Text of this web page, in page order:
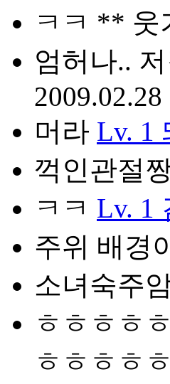
ㅋㅋ ** 웃
엄허나..
2009.02.28
머라 Lv. 1
꺽인관절
ㅋㅋ Lv. 1
주위 배경
소녀숙주
ㅎㅎㅎㅎ
ㅎㅎㅎㅎ